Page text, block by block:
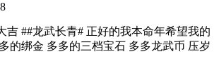
吉 ##龙武长青# 正好的我本命年希望我的
的绑金 多多的三档宝石 多多龙武币 压岁